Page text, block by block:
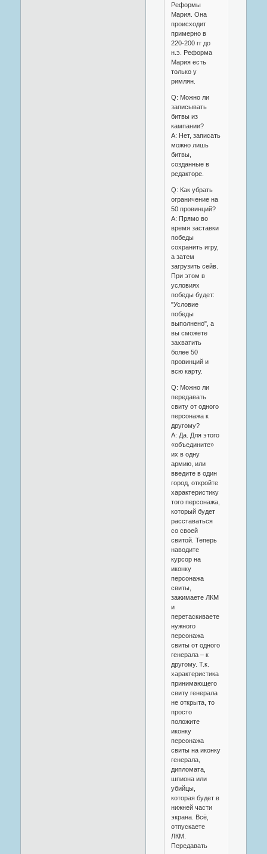
Реформы
Мария. Она
происходит
примерно в
220-200 гг до
н.э. Реформа
Мария есть
только у
римлян.
Q: Можно ли
записывать
битвы из
кампании?
A: Нет, записать
можно лишь
битвы,
созданные в
редакторе.
Q: Как убрать
ограничение на
50 провинций?
A: Прямо во
время заставки
победы
сохранить игру,
а затем
загрузить сейв.
При этом в
условиях
победы будет:
"Условие
победы
выполнено", а
вы сможете
захватить
более 50
провинций и
всю карту.
Q: Можно ли
передавать
свиту от одного
персонажа к
другому?
A: Да. Для этого
«объедините»
их в одну
армию, или
введите в один
город, откройте
характеристику
того персонажа,
который будет
расставаться
со своей
свитой. Теперь
наводите
курсор на
иконку
персонажа
свиты,
зажимаете ЛКМ
и
перетаскиваете
нужного
персонажа
свиты от одного
генерала – к
другому. Т.к.
характеристика
принимающего
свиту генерала
не открыта, то
просто
положите
иконку
персонажа
свиты на иконку
генерала,
дипломата,
шпиона или
убийцы,
которая будет в
нижней части
экрана. Всё,
отпускаете
ЛКМ.
Передавать